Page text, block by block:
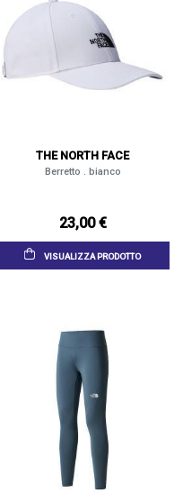
THE NORTH FACE
Berretto . bianco
23,00 €
VISUALIZZA PRODOTTO